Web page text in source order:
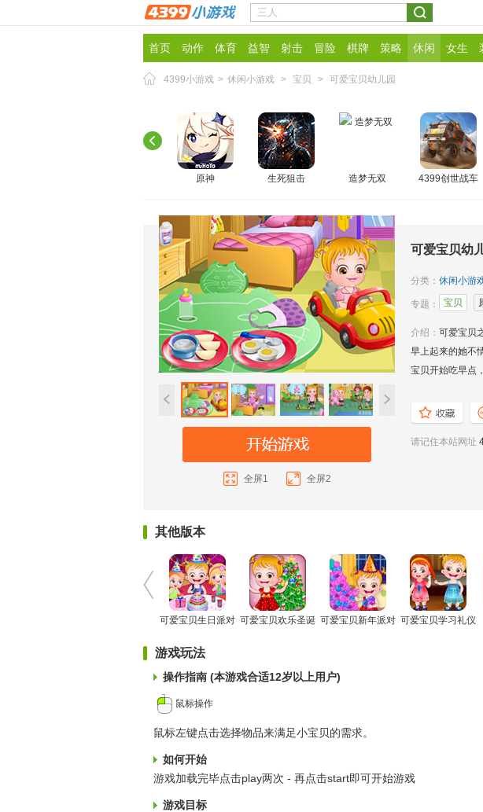
首页 动作 体育 益智 射击 冒险 棋牌 策略 休闲 女生
4399小游戏 > 休闲小游戏 > 宝贝 > 可爱宝贝幼儿园
原神 生死狙击 造梦无双 4399创世战车
全屏1 全屏2
可爱宝贝幼
分类： 休闲小游
专题： 宝贝
介绍： 可爱宝贝
早上起来的她不
宝贝开始吃早点
的玩耍着，老
就让我们一起加
请记住本站网址
其他版本
可爱宝贝生日派对 可爱宝贝欢乐圣诞 可爱宝贝新年派对 可爱宝贝学习礼仪
游戏玩法
操作指南 (本游戏合适12岁以上用户)
鼠标操作
鼠标左键点击选择物品来满足小宝贝的需求。
如何开始
游戏加载完毕点击play两次 - 再点击start即可开始游戏
游戏目标